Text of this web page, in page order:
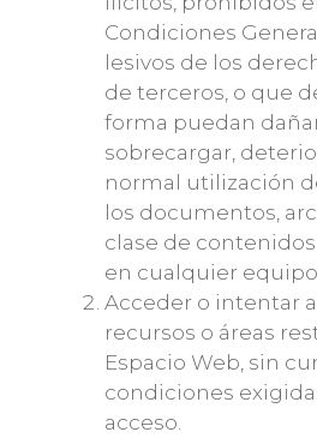
Condiciones
lesivos de los
de terceros, o que
forma puedan
sobrecargar,
normal utilización
los documentos,
clase de
en cualquier
Acceder o intentar
recursos o áreas
Espacio Web, sin
condiciones
acceso.